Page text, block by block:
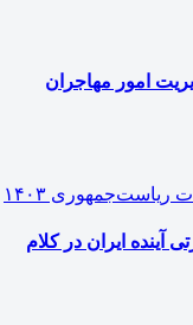
امور مهاجران
آینده‌‌ ایران در کلام